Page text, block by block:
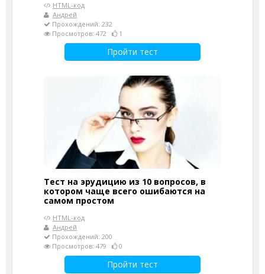
HTML-код
Андрей
Прохождений: 232
Просмотров: 472
1
Пройти тест
Тест на эрудицию из 10 вопросов, в
котором чаще всего ошибаются на
самом простом
HTML-код
Андрей
Прохождений: 200
Просмотров: 479
0
Пройти тест